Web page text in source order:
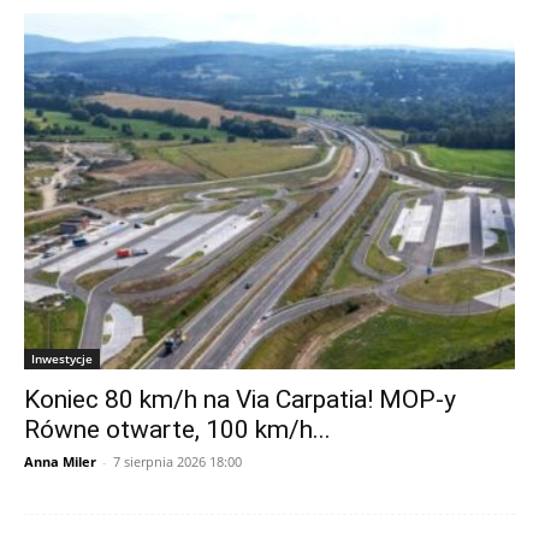
Inwestycje
Koniec 80 km/h na Via Carpatia! MOP-y
Równe otwarte, 100 km/h...
Anna Miler - 7 sierpnia 2026 18:00